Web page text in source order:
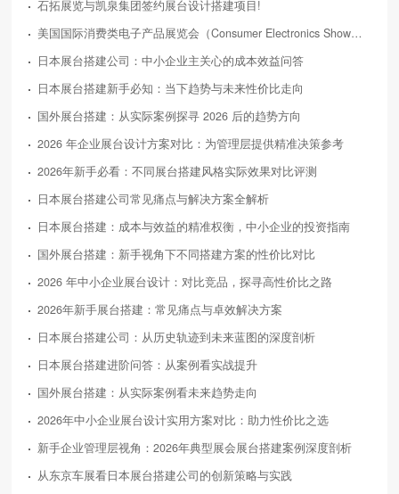
石拓展览与凯泉集团签约展台设计搭建项目!
美国国际消费类电子产品展览会（Consumer Electronics Show，简称CES）
日本展台搭建公司：中小企业主关心的成本效益问答
日本展台搭建新手必知：当下趋势与未来性价比走向
国外展台搭建：从实际案例探寻 2026 后的趋势方向
2026 年企业展台设计方案对比：为管理层提供精准决策参考
2026年新手必看：不同展台搭建风格实际效果对比评测
日本展台搭建公司常见痛点与解决方案全解析
日本展台搭建：成本与效益的精准权衡，中小企业的投资指南
国外展台搭建：新手视角下不同搭建方案的性价比对比
2026 年中小企业展台设计：对比竞品，探寻高性价比之路
2026年新手展台搭建：常见痛点与卓效解决方案
日本展台搭建公司：从历史轨迹到未来蓝图的深度剖析
日本展台搭建进阶问答：从案例看实战提升
国外展台搭建：从实际案例看未来趋势走向
2026年中小企业展台设计实用方案对比：助力性价比之选
新手企业管理层视角：2026年典型展会展台搭建案例深度剖析
从东京车展看日本展台搭建公司的创新策略与实践